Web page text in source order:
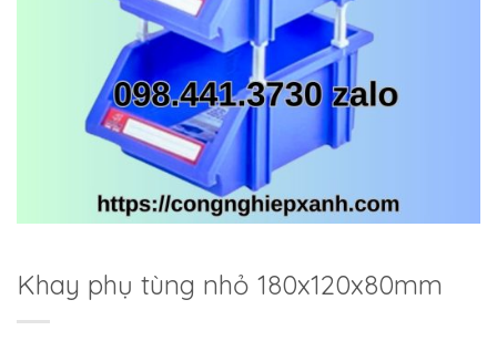
Khay phụ tùng nhỏ 180x120x80mm